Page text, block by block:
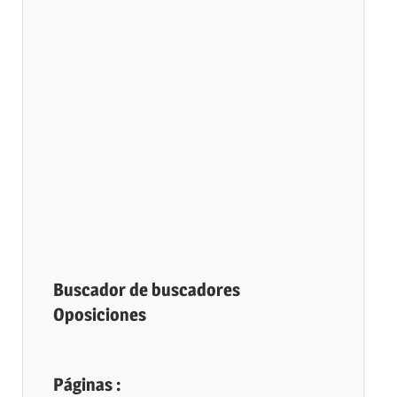
Buscador de buscadores
Oposiciones
Páginas :